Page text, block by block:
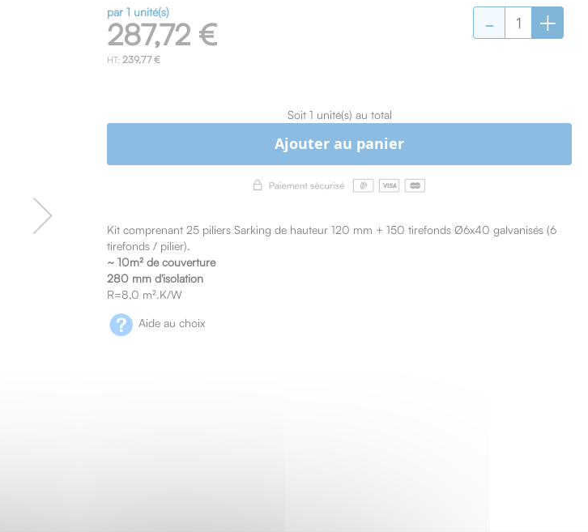
par 1 unité(s)
287,72 €
239,77 €
- +
Soit 1 unité(s) au total
Ajouter au panier
Kit comprenant 25 piliers Sarking de hauteur 120 mm + 150 tirefonds Ø6x40 galvanisés (6
tirefonds / pilier).
~ 10m² de couverture
280 mm d'isolation
R=8,0 m².K/W
Aide au choix